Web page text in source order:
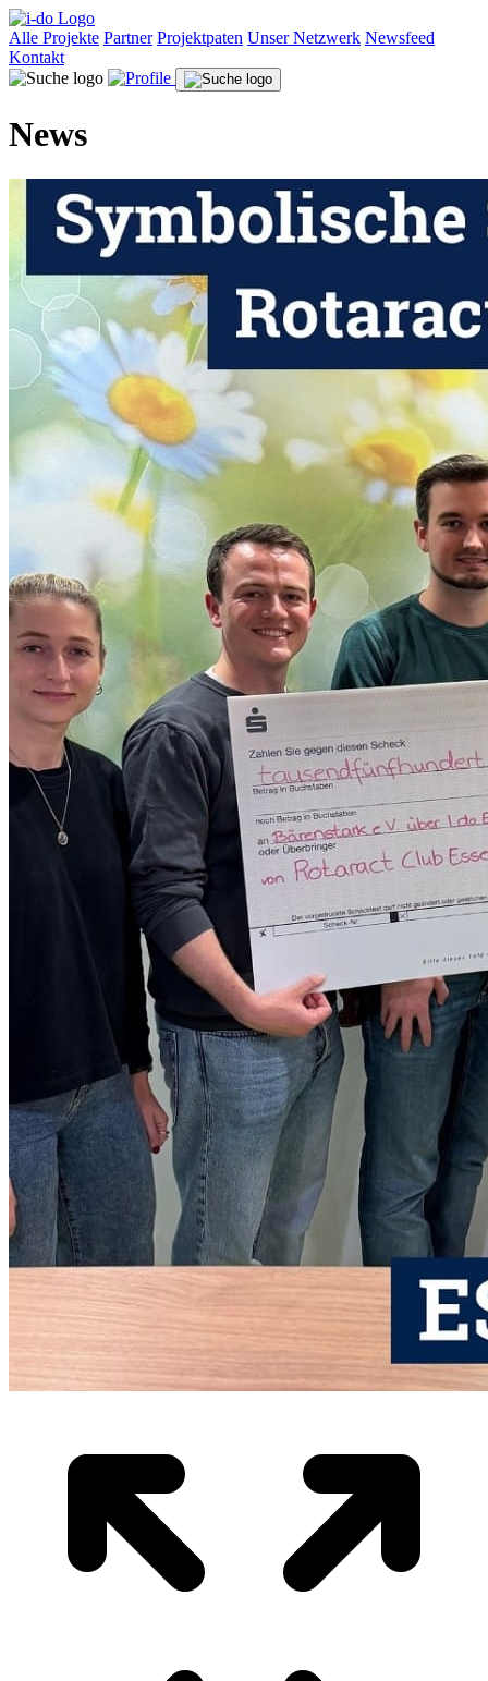
Alle Projekte Partner Projektpaten Unser Netzwerk Newsfeed
Kontakt
News